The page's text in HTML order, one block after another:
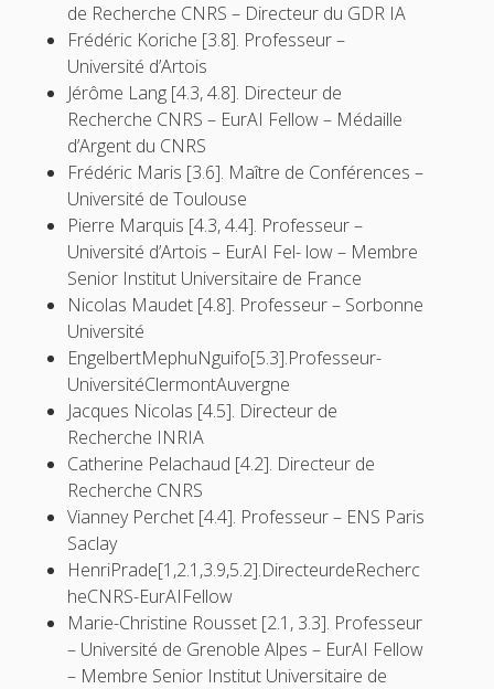
de Recherche CNRS – Directeur du GDR IA
Frédéric Koriche [3.8]. Professeur –
Université d’Artois
Jérôme Lang [4.3, 4.8]. Directeur de
Recherche CNRS – EurAI Fellow – Médaille
d’Argent du CNRS
Frédéric Maris [3.6]. Maître de Conférences –
Université de Toulouse
Pierre Marquis [4.3, 4.4]. Professeur –
Université d’Artois – EurAI Fel- low – Membre
Senior Institut Universitaire de France
Nicolas Maudet [4.8]. Professeur – Sorbonne
Université
EngelbertMephuNguifo[5.3].Professeur-
UniversitéClermontAuvergne
Jacques Nicolas [4.5]. Directeur de
Recherche INRIA
Catherine Pelachaud [4.2]. Directeur de
Recherche CNRS
Vianney Perchet [4.4]. Professeur – ENS Paris
Saclay
HenriPrade[1,2.1,3.9,5.2].DirecteurdeRecherc
heCNRS-EurAIFellow
Marie-Christine Rousset [2.1, 3.3]. Professeur
– Université de Grenoble Alpes – EurAI Fellow
– Membre Senior Institut Universitaire de